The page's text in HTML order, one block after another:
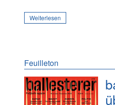
Weiterlesen
Feuilleton